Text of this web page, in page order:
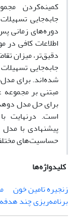
کمینه‌کردن
جا‌به‌جایی
دوره‌های زمانی
اطلاعات کافی در
دقیق‌تر، میزان
جابه‌‌جایی
شده‌اند. برای
مبتنی بر
برای حل مدل
است. درنهایت
پیشنهادی با
حساسیت‌های
کلیدواژه‌ها
زنجیره تامین خون
برنامه‌ریزی چند هدفه